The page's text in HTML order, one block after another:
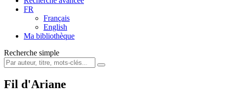
FR
Français
English
Ma bibliothèque
Recherche simple
Fil d'Ariane